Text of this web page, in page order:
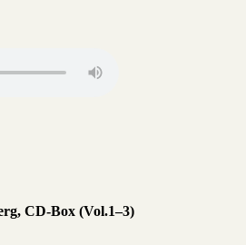
CD-Box (Vol.1–3)